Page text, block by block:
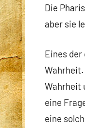
Die
aber sie
Eines
Wahrheit
eine
eine